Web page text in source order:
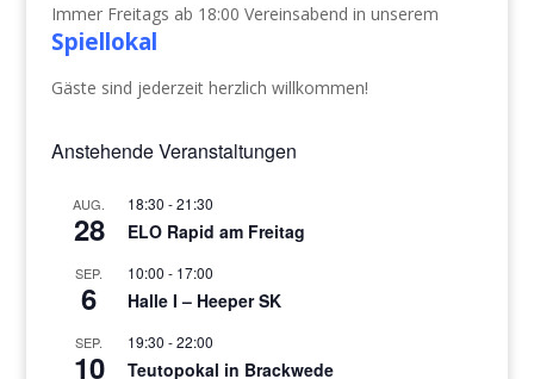
Immer Freitags ab 18:00 Vereinsabend in unserem
Spiellokal
Gäste sind jederzeit herzlich willkommen!
Anstehende Veranstaltungen
AUG.
28
18:30 -21:30
ELO Rapid am Freitag
SEP.
6
10:00 - 17:00
Halle I – Heeper SK
SEP.
10
19:30 -22:00
Teutopokal in Brackwede